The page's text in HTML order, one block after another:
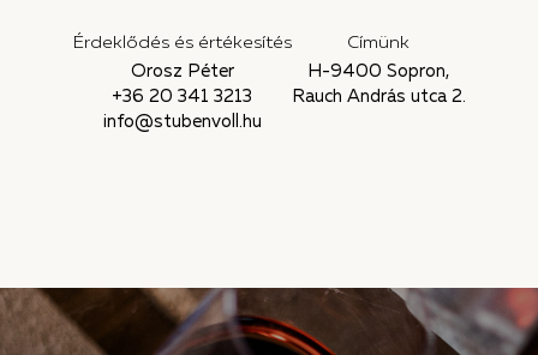
Érdeklődés és értékesítés
Orosz Péter
+36 20 341 3213
info@stubenvoll.hu
Címünk
H-9400 Sopron,
Rauch András utca 2.